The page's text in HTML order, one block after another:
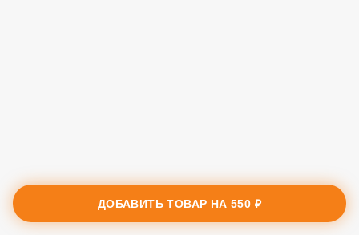
ДОБАВИТЬ ТОВАР НА550 ₽